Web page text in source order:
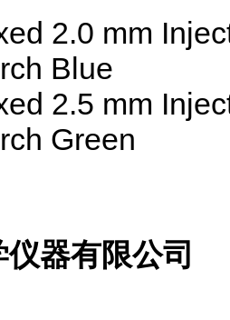
2.0 mm
Blue
2.5 mm
Green
器有限公司